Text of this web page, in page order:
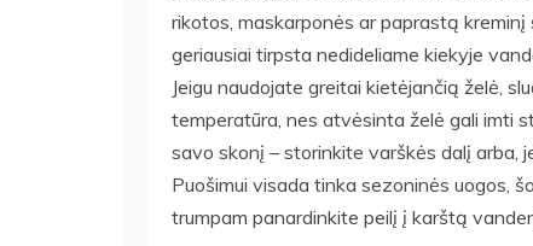
rikotos, maskarponės ar paprastą
geriausiai tirpsta nedideliame kiekyje
Jeigu naudojate greitai kietėjančią želė,
temperatūra, nes atvėsinta želė gali imti
savo skonį – storinkite varškės dalį arba,
Puošimui visada tinka sezoninės uogos,
trumpam panardinkite peilį į karštą